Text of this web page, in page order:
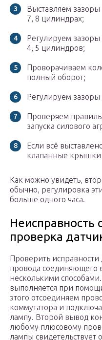
Выставляем зазоры
7, 8 цилиндрах;
Регулируем
4, 5 цилиндров;
Проворачиваем
полный оборот;
Регулируем зазоры
Проверяем
запуска силового
Если всё
клапанные крышки
Как можно увидеть,
обычно, регулировка
больше одного часа.
Неисправность
проверка
Проверить исправности
провода соединяющего
несколькими
выполняется при
этого отсоединяем
коммутатора и
лампу. Второй вывод
любому плюсовому
лампы свидетельствует